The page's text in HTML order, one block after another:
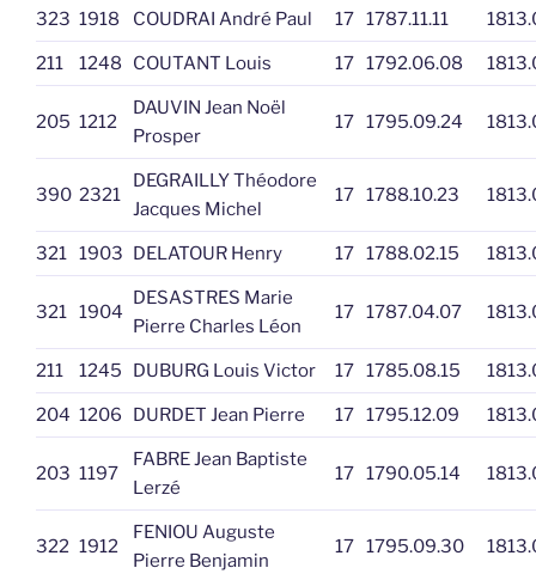
323 1918 COUDRAI André Paul 17 1787.11.11
211 1248 COUTANT Louis 17 1792.06.08
205 1212
DAUVIN Jean Noël
Prosper
17 1795.09.24
390 2321
DEGRAILLY Théodore
Jacques Michel
17 1788.10.23
321 1903 DELATOUR Henry 17 1788.02.15
321 1904
DESASTRES Marie
Pierre Charles Léon
17 1787.04.07
211 1245 DUBURG Louis Victor 17 1785.08.15
204 1206 DURDET Jean Pierre 17 1795.12.09
203 1197
FABRE Jean Baptiste
Lerzé
17 1790.05.14
322 1912
FENIOU Auguste
Pierre Benjamin
17 1795.09.30